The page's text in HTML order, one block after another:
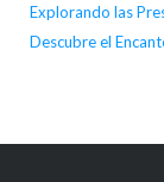
Explorando las
Descubre el